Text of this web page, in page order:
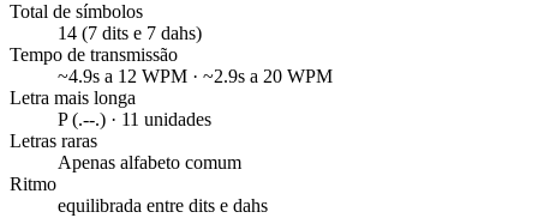
Total de símbolos
14 (7 dits e 7 dahs)
Tempo de transmissão
~4.9s a 12 WPM · ~2.9s a 20 WPM
Letra mais longa
P (.--.) · 11 unidades
Letras raras
Apenas alfabeto comum
Ritmo
equilibrada entre dits e dahs